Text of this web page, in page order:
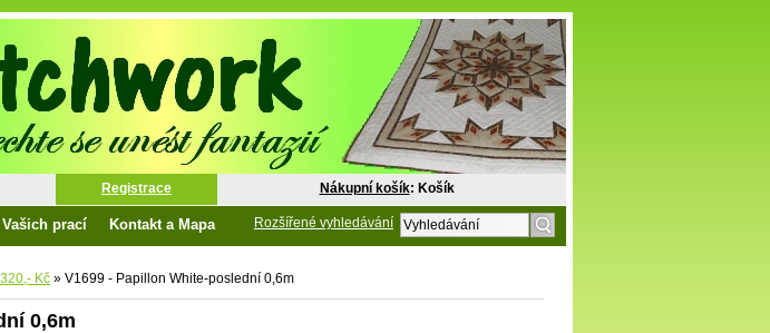
Registrace Nákupní košík: Košík
prací Kontakt a Mapa Rozšířené vyhledávání
Kč » V1699 - Papillon White-poslední 0,6m
0,6m